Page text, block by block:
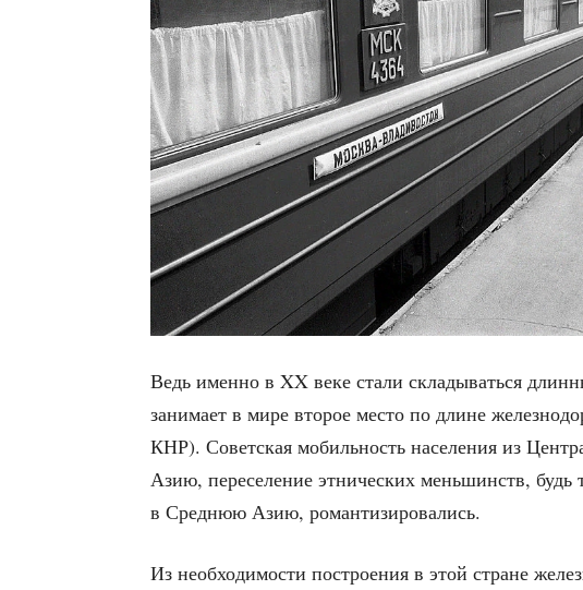
Ведь имен­но в XX веке ста­ли скла­ды­вать­ся
зани­ма­ет в мире вто­рое место по длине
КНР). Совет­ская мобиль­ность насе­ле­ния из
Азию, пере­се­ле­ние этни­че­ских мень­шинств,
в Сред­нюю Азию, романтизировались.
Из необ­хо­ди­мо­сти постро­е­ния в этой стране